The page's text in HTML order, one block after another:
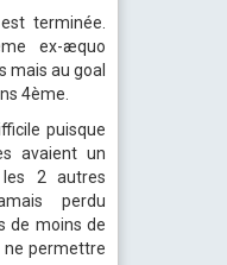
terminée.
ex-æquo
mais au goal
4ème.
puisque
avaient un
les 2 autres
perdu
de moins de
permettre